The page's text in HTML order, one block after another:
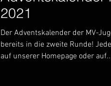
2021
Der Adventskalender der MV-
bereits in die zweite Runde!
auf unserer Homepage oder